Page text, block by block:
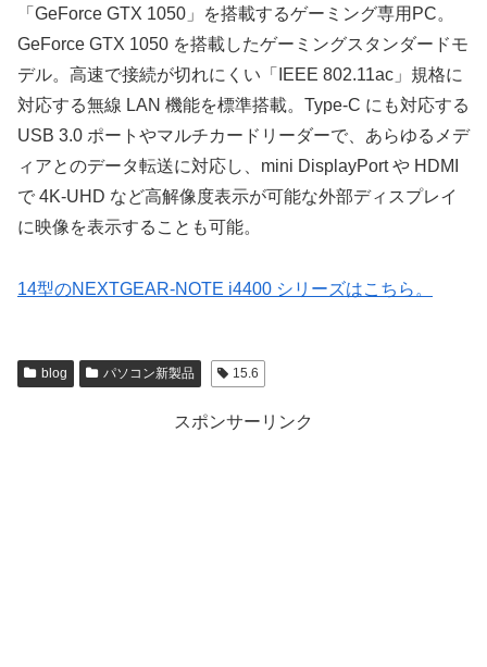
「GeForce GTX 1050」を搭載するゲーミング専用PC。
GeForce GTX 1050 を搭載したゲーミングスタンダードモ
デル。高速で接続が切れにくい「IEEE 802.11ac」規格に
対応する無線 LAN 機能を標準搭載。Type-C にも対応する
USB 3.0 ポートやマルチカードリーダーで、あらゆるメデ
ィアとのデータ転送に対応し、mini DisplayPort や HDMI
で 4K-UHD など高解像度表示が可能な外部ディスプレイ
に映像を表示することも可能。
14型のNEXTGEAR-NOTE i4400 シリーズはこちら。
blog パソコン新製品 15.6
スポンサーリンク